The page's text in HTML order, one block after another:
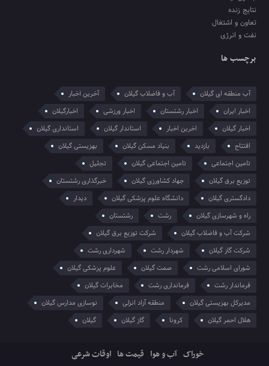
نتایج زنده
تعاون و اشتغال
نفت و انرژی
برچسب ها
آب منطقه ای گیلان آب و فاضلاب گیلان
آخرین اخبار
اخبار ایران
اخبار رشتستان اخبار ورزشی
اخبارگیلان
اخبار گیلان
اخرین اخبار استاندار گیلان
استانداری گیلان
افتتاح
بازدید بنیاد مسکن گیلان
بهزیستی گیلان
تامین اجتماعی
تامین اجتماعی گیلان
تجلیل
توزیع برق گیلان
جهاد کشاورزی گیلان
خبرگذاری رشتستان
دادگستری گیلان
دانشگاه علوم پزشکی گیلان
دیدار
راه و شهرسازی گیلان
رشت
رشتستان
شرکت آب و فاضلاب گیلان
شرکت توزیع برق گیلان
شرکت گاز گیلان
شهردار رشت
شهرداری رشت
شورای اسلامی رشت
صمت گیلان
علوم پزشکی گیلان
فرماندار رشت
فرمانداری رشت
مخابرات گیلان
مدیرکل بهزیستی گیلان
منطقه آزاد انزلی
نوسازی مدارس گیلان
هلال احمر گیلان
کرونا گاز گیلان گیلان
خوراک آب و هوا قیمت ها اوقات شرعی